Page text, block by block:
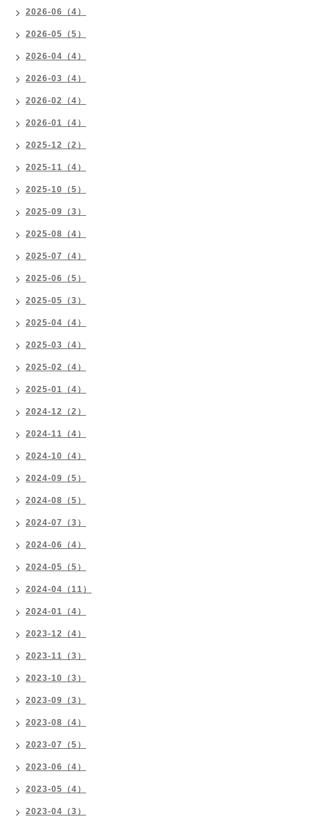
2026-06（4）
2026-05（5）
2026-04（4）
2026-03（4）
2026-02（4）
2026-01（4）
2025-12（2）
2025-11（4）
2025-10（5）
2025-09（3）
2025-08（4）
2025-07（4）
2025-06（5）
2025-05（3）
2025-04（4）
2025-03（4）
2025-02（4）
2025-01（4）
2024-12（2）
2024-11（4）
2024-10（4）
2024-09（5）
2024-08（5）
2024-07（3）
2024-06（4）
2024-05（5）
2024-04（11）
2024-01（4）
2023-12（4）
2023-11（3）
2023-10（3）
2023-09（3）
2023-08（4）
2023-07（5）
2023-06（4）
2023-05（4）
2023-04（3）